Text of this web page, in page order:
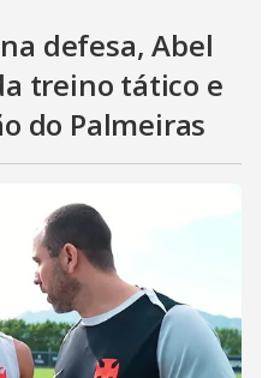
defesa, Abel
treino tático e
do Palmeiras